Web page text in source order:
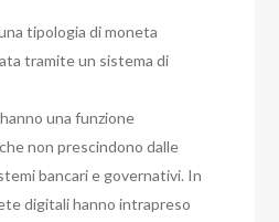
tipologia di moneta
tramite un sistema di
una funzione
non prescindono dalle
bancari e governativi. In
digitali hanno intrapreso